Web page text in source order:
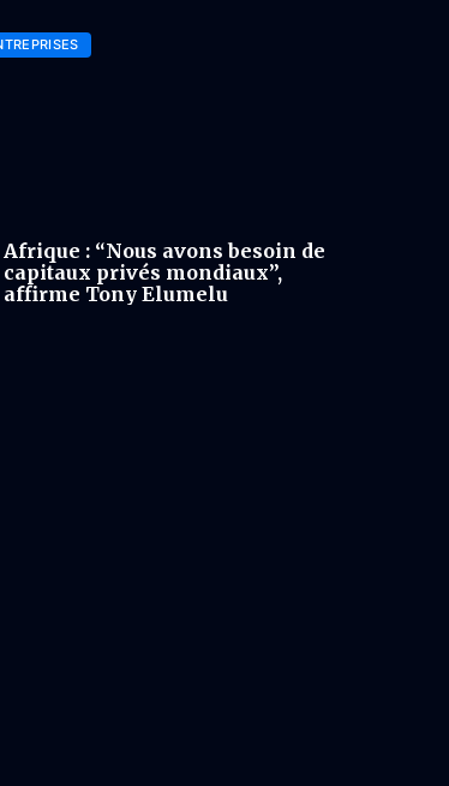
transparence
Afrique : “Nous avons besoin de
capitaux privés mondiaux”,
affirme Tony Elumelu